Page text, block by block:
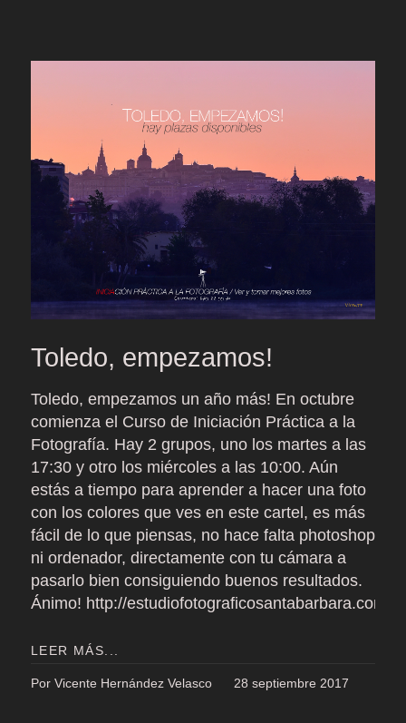
Toledo, empezamos!
Toledo, empezamos un año más! En octubre
comienza el Curso de Iniciación Práctica a la
Fotografía. Hay 2 grupos, uno los martes a las
17:30 y otro los miércoles a las 10:00. Aún
estás a tiempo para aprender a hacer una foto
con los colores que ves en este cartel, es más
fácil de lo que piensas, no hace falta photoshop
ni ordenador, directamente con tu cámara a
pasarlo bien consiguiendo buenos resultados.
Ánimo! http://estudiofotograficosantabarbara.com/
LEER MÁS...
Por Vicente Hernández Velasco 28 septiembre 2017